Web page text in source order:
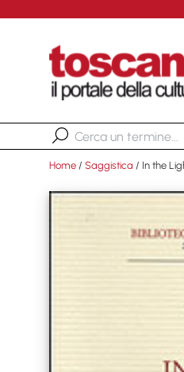
Home / Saggistica / In the